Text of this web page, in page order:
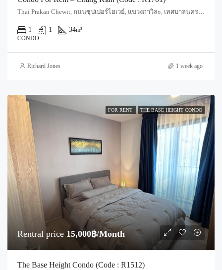
1 1 34m²
CONDO
Richard Jones 1 week ago
FOR RENT THE BASE HEIGHT CONDO
Rentral price 15,000฿/Month
The Base Height Condo (Code : R1512)